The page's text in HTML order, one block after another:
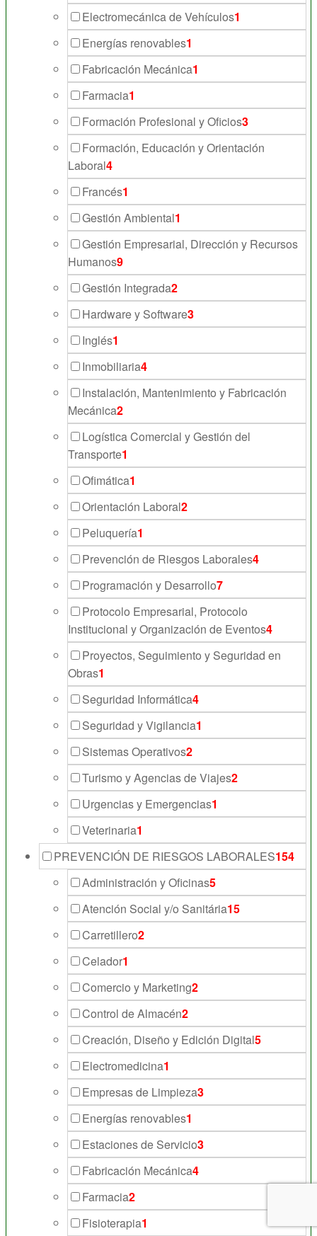
Electromecánica de Vehículos1
Energías renovables1
Fabricación Mecánica1
Farmacia1
Formación Profesional y Oficios3
Formación, Educación y Orientación
Laboral4
Francés1
Gestión Ambiental1
Gestión Empresarial, Dirección y Recursos
Humanos9
Gestión Integrada2
Hardware y Software3
Inglés1
Inmobiliaria4
Instalación, Mantenimiento y Fabricación
Mecánica2
Logística Comercial y Gestión del
Transporte1
Ofimática1
Orientación Laboral2
Peluquería1
Prevención de Riesgos Laborales4
Programación y Desarrollo7
Protocolo Empresarial, Protocolo
Institucional y Organización de Eventos4
Proyectos, Seguimiento y Seguridad en
Obras1
Seguridad Informática4
Seguridad y Vigilancia1
Sistemas Operativos2
Turismo y Agencias de Viajes2
Urgencias y Emergencias1
Veterinaria1
PREVENCIÓN DE RIESGOS LABORALES154
Administración y Oficinas5
Atención Social y/o Sanitária15
Carretillero2
Celador1
Comercio y Marketing2
Control de Almacén2
Creación, Diseño y Edición Digital5
Electromedicina1
Empresas de Limpieza3
Energías renovables1
Estaciones de Servicio3
Fabricación Mecánica4
Farmacia2
Fisioterapia1